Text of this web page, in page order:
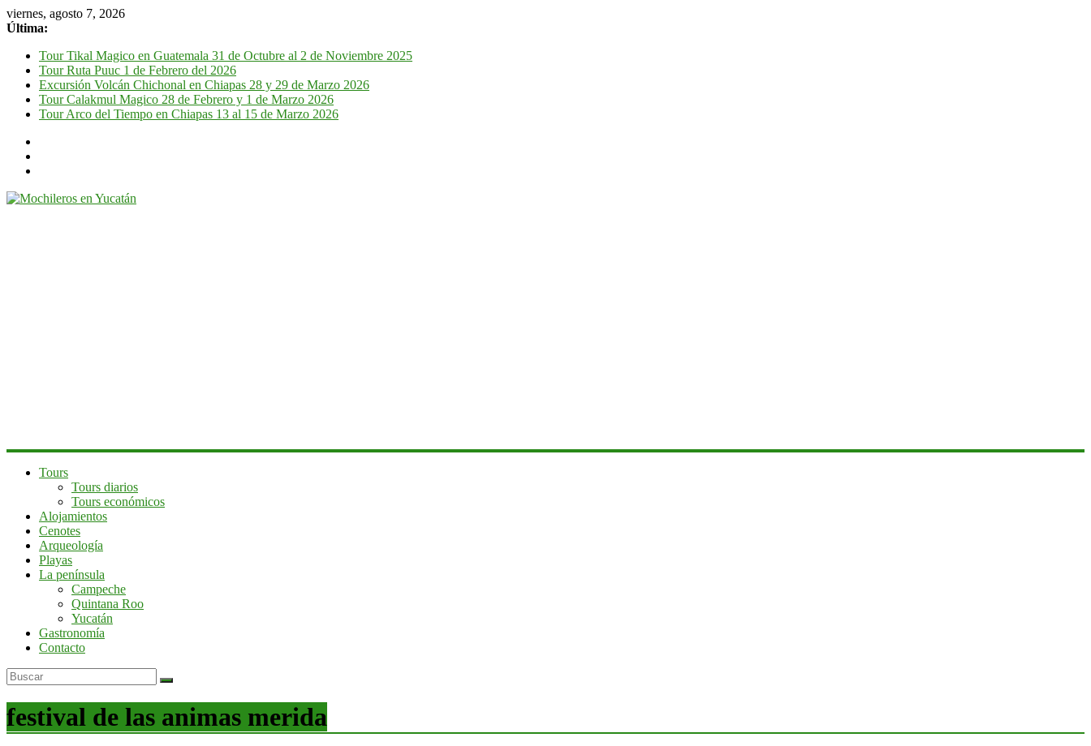
viernes, agosto 7, 2026
Última:
Tour Tikal Magico en Guatemala 31 de Octubre al 2 de Noviembre 2025
Tour Ruta Puuc 1 de Febrero del 2026
Excursión Volcán Chichonal en Chiapas 28 y 29 de Marzo 2026
Tour Calakmul Magico 28 de Febrero y 1 de Marzo 2026
Tour Arco del Tiempo en Chiapas 13 al 15 de Marzo 2026
Tours
Tours diarios
Tours económicos
Alojamientos
Cenotes
Arqueología
Playas
La península
Campeche
Quintana Roo
Yucatán
Gastronomía
Contacto
festival de las animas merida